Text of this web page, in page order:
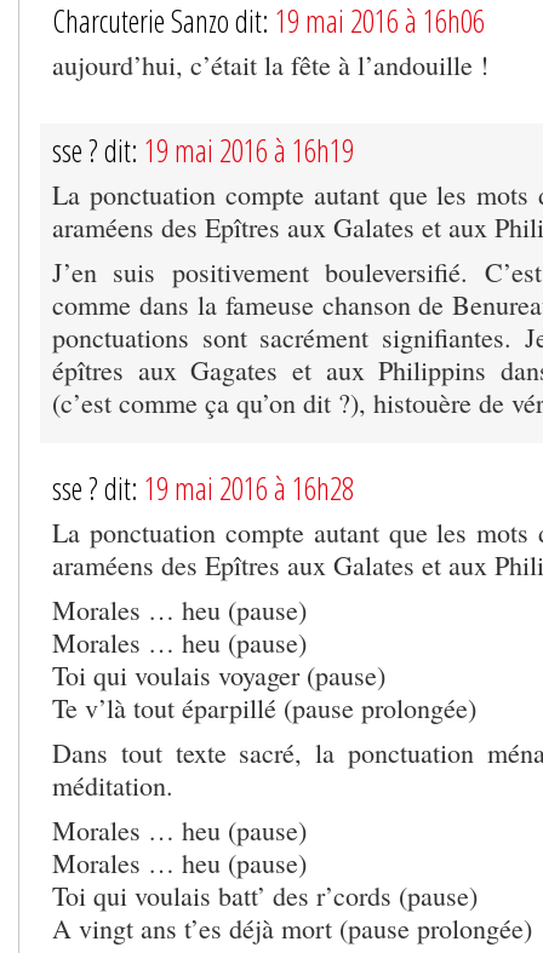
Charcuterie Sanzo dit: 19 mai 2016 à 16h06
aujourd’hui, c’était la fête à l’andouille !
sse ? dit: 19 mai 2016 à 16h19
La ponctuation compte autant que les mots
araméens des Epîtres aux Galates et aux
J’en suis positivement bouleversifié.
comme dans la fameuse chanson de
ponctuations sont sacrément signifiantes.
épîtres aux Gagates et aux Philippins
(c’est comme ça qu’on dit ?), histouère de
sse ? dit: 19 mai 2016 à 16h28
La ponctuation compte autant que les mots
araméens des Epîtres aux Galates et aux
Morales … heu (pause)
Morales … heu (pause)
Toi qui voulais voyager (pause)
Te v’là tout éparpillé (pause prolongée)
Dans tout texte sacré, la ponctuation
méditation.
Morales … heu (pause)
Morales … heu (pause)
Toi qui voulais batt’ des r’cords (pause)
A vingt ans t’es déjà mort (pause prolongée)